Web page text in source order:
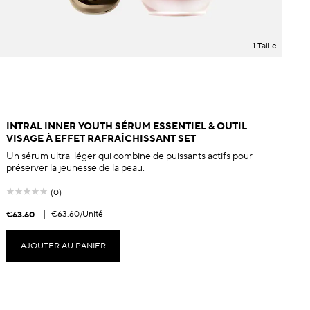
1 Taille
INTRAL INNER YOUTH SÉRUM ESSENTIEL & OUTIL
VISAGE À EFFET RAFRAÎCHISSANT SET
Un sérum ultra-léger qui combine de puissants actifs pour
préserver la jeunesse de la peau.
(0)
€63.60 | €63.60/Unité
AJOUTER AU PANIER